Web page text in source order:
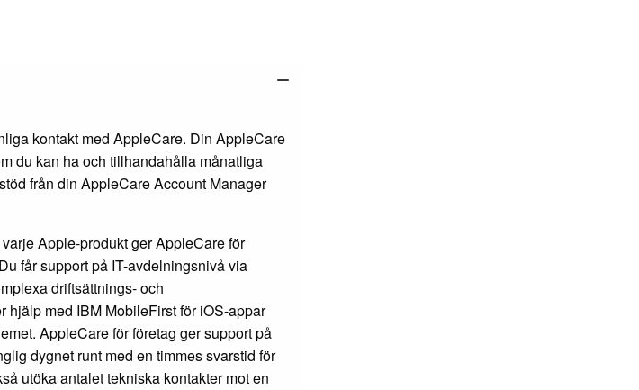
kontakt med AppleCare. Din AppleCare
du kan ha och tillhandahålla månatliga
från din AppleCare Account Manager
Apple-produkt ger AppleCare för
får support på IT-avdelningsnivå via
driftsättnings- och
hjälp med IBM MobileFirst för iOS-appar
AppleCare för företag ger support på
dygnet runt med en timmes svarstid för
utöka antalet tekniska kontakter mot en